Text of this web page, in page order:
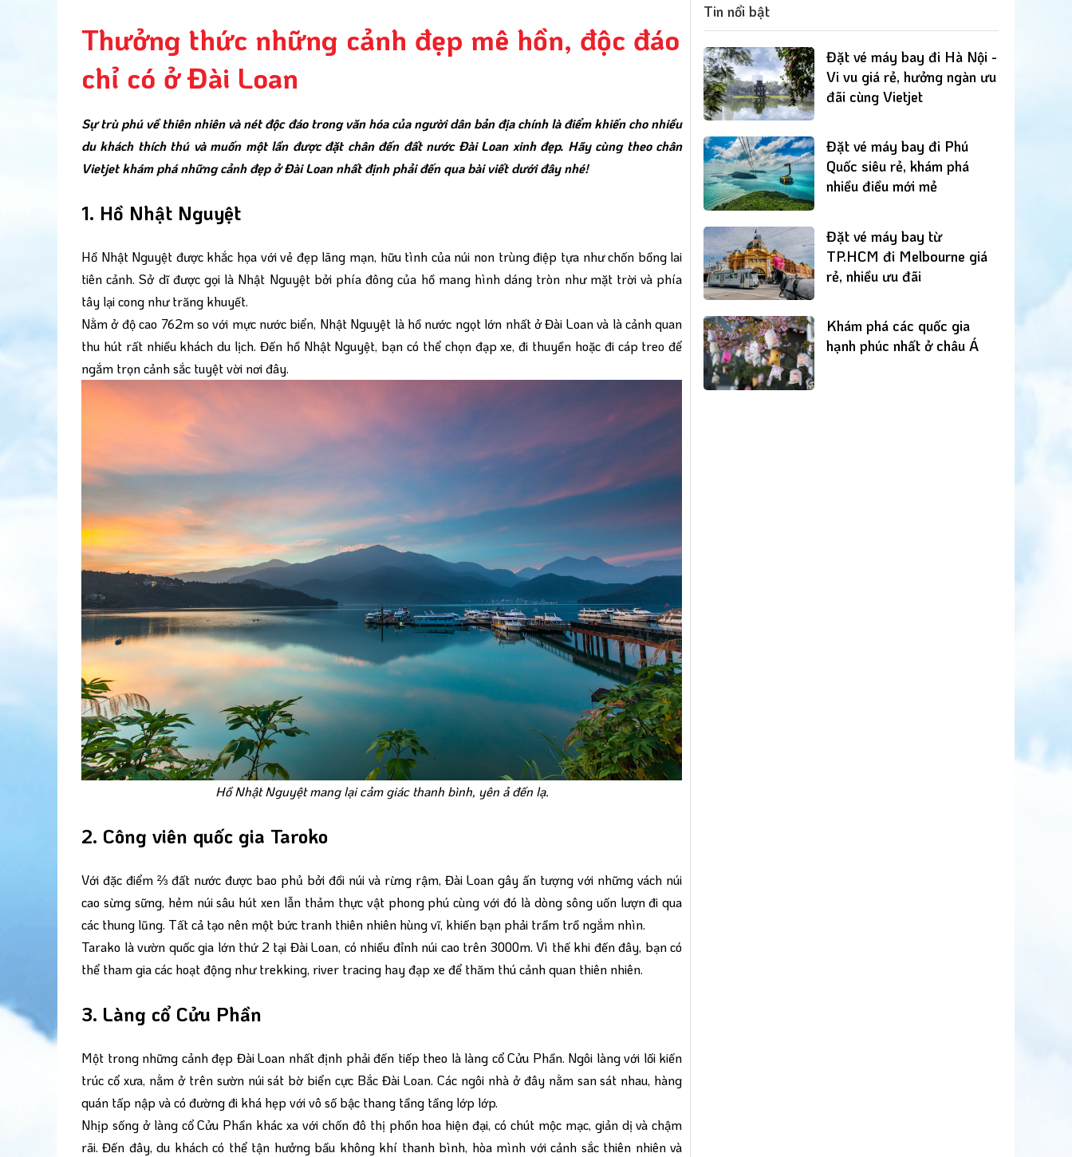
Thưởng thức những cảnh đẹp mê hồn, độc đáo
chỉ có ở Đài Loan
Sự trù phú về thiên nhiên và nét độc đáo trong văn hóa của người dân bản địa chính là điểm khiến cho nhiều
du khách thích thú và muốn một lần được đặt chân đến đất nước Đài Loan xinh đẹp. Hãy cùng theo chân
Vietjet khám phá những cảnh đẹp ở Đài Loan nhất định phải đến qua bài viết dưới đây nhé!
1. Hồ Nhật Nguyệt
Hồ Nhật Nguyệt được khắc họa với vẻ đẹp lãng mạn, hữu tình của núi non trùng điệp tựa như chốn bồng lai
tiên cảnh. Sở dĩ được gọi là Nhật Nguyệt bởi phía đông của hồ mang hình dáng tròn như mặt trời và phía
tây lại cong như trăng khuyết.
Nằm ở độ cao 762m so với mực nước biển, Nhật Nguyệt là hồ nước ngọt lớn nhất ở Đài Loan và là cảnh quan
thu hút rất nhiều khách du lịch. Đến hồ Nhật Nguyệt, bạn có thể chọn đạp xe, đi thuyền hoặc đi cáp treo để
ngắm trọn cảnh sắc tuyệt vời nơi đây.
Hồ Nhật Nguyệt mang lại cảm giác thanh bình, yên ả đến lạ.
2. Công viên quốc gia Taroko
Với đặc điểm ⅔ đất nước được bao phủ bởi đồi núi và rừng rậm, Đài Loan gây ấn tượng với những vách núi
cao sừng sững, hẻm núi sâu hút xen lẫn thảm thực vật phong phú cùng với đó là dòng sông uốn lượn đi qua
các thung lũng. Tất cả tạo nên một bức tranh thiên nhiên hùng vĩ, khiến bạn phải trầm trồ ngắm nhìn.
Tarako là vườn quốc gia lớn thứ 2 tại Đài Loan, có nhiều đỉnh núi cao trên 3000m. Vì thế khi đến đây, bạn có
thể tham gia các hoạt động như trekking, river tracing hay đạp xe để thăm thú cảnh quan thiên nhiên.
3. Làng cổ Cửu Phần
Một trong những cảnh đẹp Đài Loan nhất định phải đến tiếp theo là làng cổ Cửu Phần. Ngôi làng với lối kiến
trúc cổ xưa, nằm ở trên sườn núi sát bờ biển cực Bắc Đài Loan. Các ngôi nhà ở đây nằm san sát nhau, hàng
quán tấp nập và có đường đi khá hẹp với vô số bậc thang tầng tầng lớp lớp.
Nhịp sống ở làng cổ Cửu Phần khác xa với chốn đô thị phồn hoa hiện đại, có chút mộc mạc, giản dị và chậm
rãi. Đến đây, du khách có thể tận hưởng bầu không khí thanh bình, hòa mình với cảnh sắc thiên nhiên và
Tin nổi bật
Đặt vé máy bay đi Hà Nội -
Vi vu giá rẻ, hưởng ngàn ưu
đãi cùng Vietjet
Đặt vé máy bay đi Phú
Quốc siêu rẻ, khám phá
nhiều điều mới mẻ
Đặt vé máy bay từ
TP.HCM đi Melbourne giá
rẻ, nhiều ưu đãi
Khám phá các quốc gia
hạnh phúc nhất ở châu Á